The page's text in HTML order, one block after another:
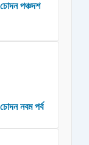
পঞ্চদশ
নবম পর্ব